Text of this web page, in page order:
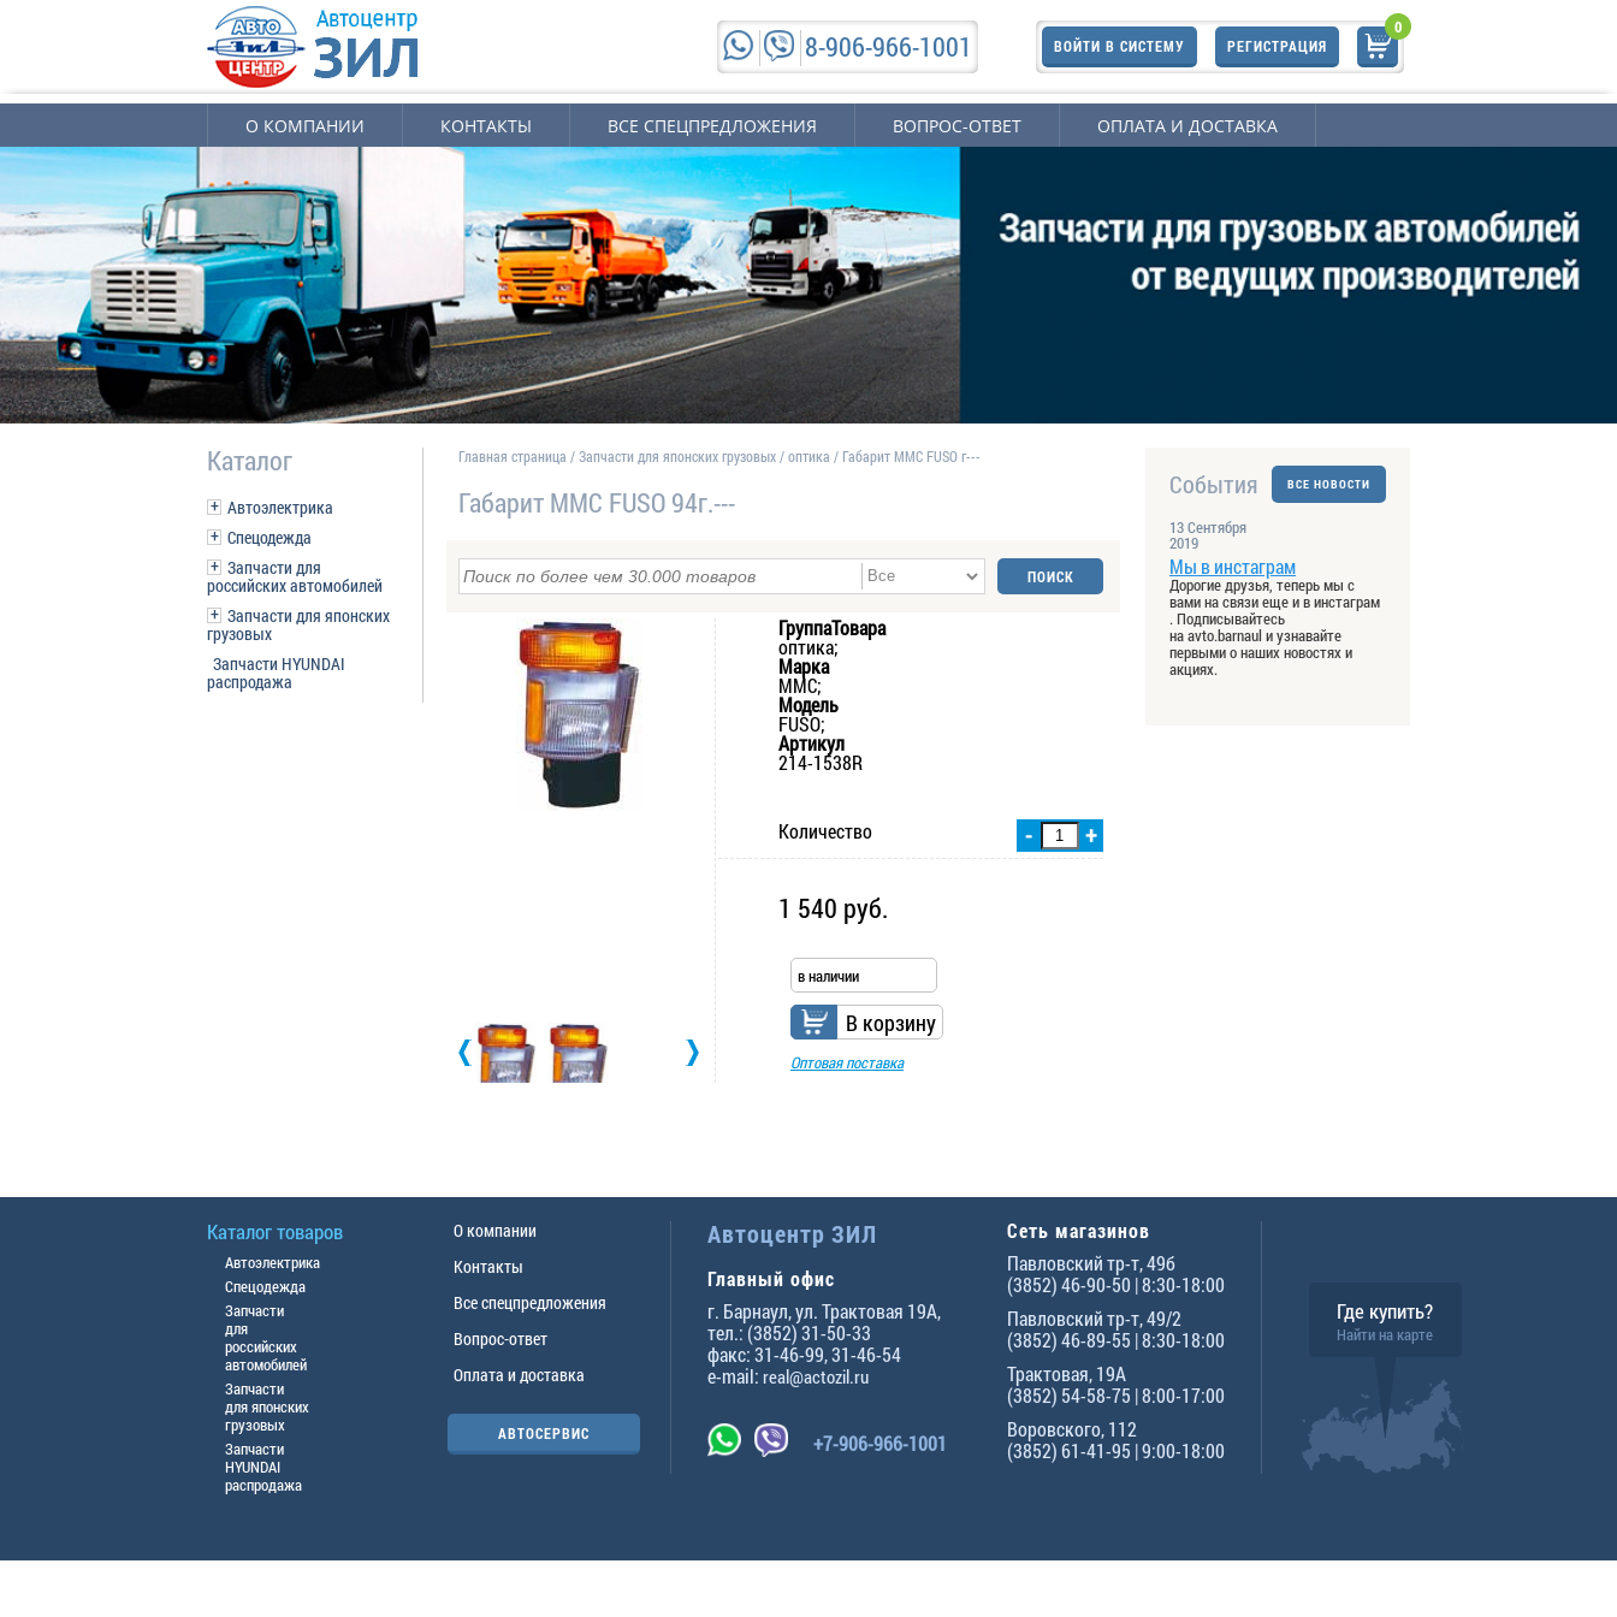
8-906-966-1001
0
ВОЙТИ В СИСТЕМУ РЕГИСТРАЦИЯ
О КОМПАНИИ КОНТАКТЫ ВСЕ СПЕЦПРЕДЛОЖЕНИЯ ВОПРОС-ОТВЕТ ОПЛАТА И ДОСТАВКА
Каталог
Автоэлектрика
Спецодежда
Запчасти для
российских автомобилей
Запчасти для японских
грузовых
Запчасти HYUNDAI
распродажа
ВСЕ НОВОСТИ
События
13 Сентября
2019
Мы в инстаграм
Дорогие друзья, теперь мы с
вами на связи еще и в инстаграм
. Подписывайтесь
на avto.barnaul и узнавайте
первыми о наших новостях и
акциях.
Главная страница /Запчасти для японских грузовых/оптика / Габарит MMC FUSO г---
Габарит MMC FUSO 94г.---
ГруппаТовара
оптика;
Марка
MMC;
Модель
FUSO;
Артикул
214-1538R
+
-
Количество
1 540 руб.
в наличии
В корзину
Оптовая поставка
Каталог товаров
Автоэлектрика
Спецодежда
Запчасти
для
российских
автомобилей
Запчасти
для японских
грузовых
Запчасти
HYUNDAI
распродажа
О компании
Контакты
Все спецпредложения
Вопрос-ответ
Оплата и доставка
АВТОСЕРВИС
Автоцентр ЗИЛ
Главный офис
г. Барнаул,ул. Трактовая 19А,
тел.: (3852) 31-50-33
факс:31-46-99,31-46-54
e-mail: real@actozil.ru
+7-906-966-1001
Сеть магазинов
Павловский тр-т, 49б
(3852) 46-90-50 | 8:30-18:00
Павловский тр-т, 49/2
(3852) 46-89-55 | 8:30-18:00
Трактовая, 19А
(3852) 54-58-75 | 8:00-17:00
Воровского, 112
(3852) 61-41-95 | 9:00-18:00
Где купить?
Найти на карте